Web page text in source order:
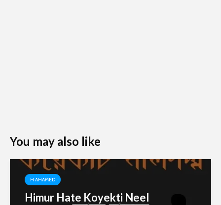
You may also like
H AHAMED
Himur Hate Koyekti Neel